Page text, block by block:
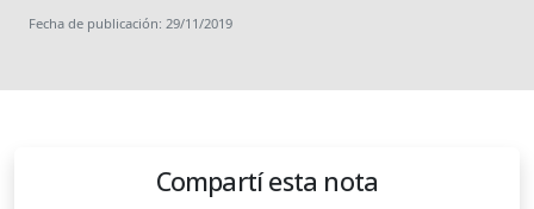
Fecha de publicación: 29/11/2019
Compartí esta nota